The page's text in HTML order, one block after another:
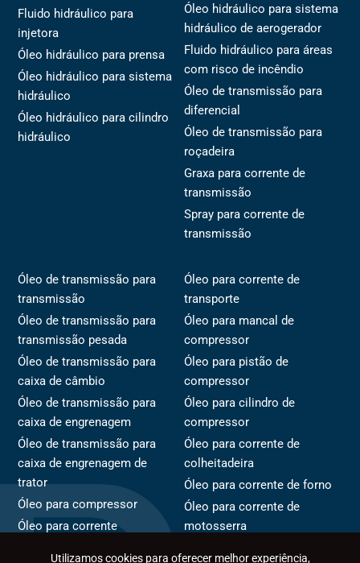
Fluido hidráulico para
injetora
Óleo hidráulico para prensa
Óleo hidráulico para sistema
hidráulico
Óleo hidráulico para cilindro
hidráulico
Óleo hidráulico para sistema
hidráulico de aerogerador
Fluido hidráulico para áreas
com risco de incêndio
Óleo de transmissão para
diferencial
Óleo de transmissão para
roçadeira
Graxa para corrente de
transmissão
Spray para corrente de
transmissão
Óleo de transmissão para
transmissão
Óleo de transmissão para
transmissão pesada
Óleo de transmissão para
caixa de câmbio
Óleo de transmissão para
caixa de engrenagem
Óleo de transmissão para
caixa de engrenagem de
trator
Óleo para compressor
Óleo para corrente
Óleo para corrente de
transporte
Óleo para mancal de
compressor
Óleo para pistão de
compressor
Óleo para cilindro de
compressor
Óleo para corrente de
colheitadeira
Óleo para corrente de forno
Óleo para corrente de
motosserra
Utilizamos cookies para oferecer melhor experiência,